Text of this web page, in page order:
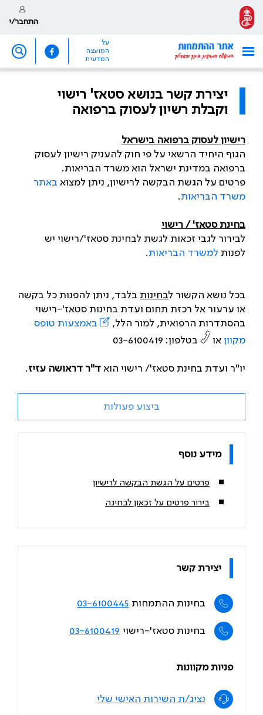
התחבר/י
על
המועצה
המדעית
יצירת קשר בנושא סטאז' רישוי
וקבלת רשיון לעסוק ברפואה
רישיון לעסוק ברפואה בישראל
הגוף היחיד הרשאי על פי חוק להעניק רישיון לעסוק
ברפואה במדינת ישראל הוא משרד הבריאות.
פרטים על הגשת הבקשה לרישיון, ניתן למצוא באתר
משרד הבריאות.
בחינת סטאז' / רישוי
לבירור לגבי זכאות לגשת לבחינת סטאז'/רישוי יש
לפנות למשרד הבריאות.
בכל נושא הקשור לבחינות בלבד, ניתן להפנות כל בקשה
או ערעור אל רכזת תחום ועדת בחינות סטאז'-רישוי
בהסתדרות הרפואית, למור הלל,
באמצעות טופס
מקוון או בטלפון: 03-6100419
יו"ר ועדת בחינת סטאז'/ רישוי הוא ד"ר דראושה עזיז.
ביצוע פעולות
מידע נוסף
פרטים על הגשת הבקשה לרישיון
בירור פרטים על זכאון לבחינה
יצירת קשר
בחינות ההתמחות 03-6100445
בחינות סטאז'-רישוי 03-6100419
פניות מקוונות
נציג/ת השירות האישי שלי